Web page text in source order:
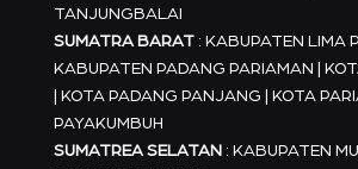
TANJUNGBALAI
SUMATRA BARAT: KABUPATEN LIMA
KABUPATEN PADANG PARIAMAN |
| KOTA PADANG PANJANG | KOTA
PAYAKUMBUH
SUMATREA SELATAN : KABUPATEN